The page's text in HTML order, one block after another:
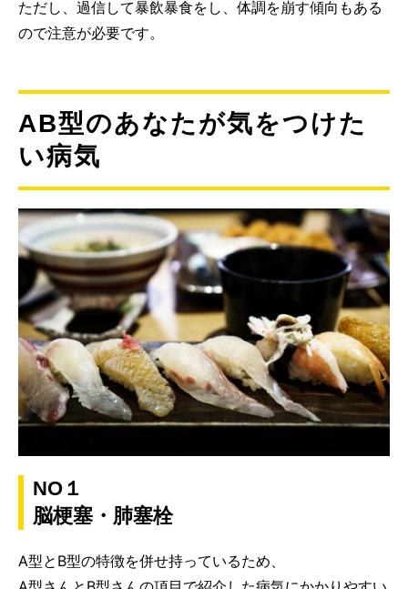
ただし、過信して暴飲暴食をし、体調を崩す傾向もある
ので注意が必要です。
AB型のあなたが気をつけた
い病気
NO１
脳梗塞・肺塞栓
A型とB型の特徴を併せ持っているため、